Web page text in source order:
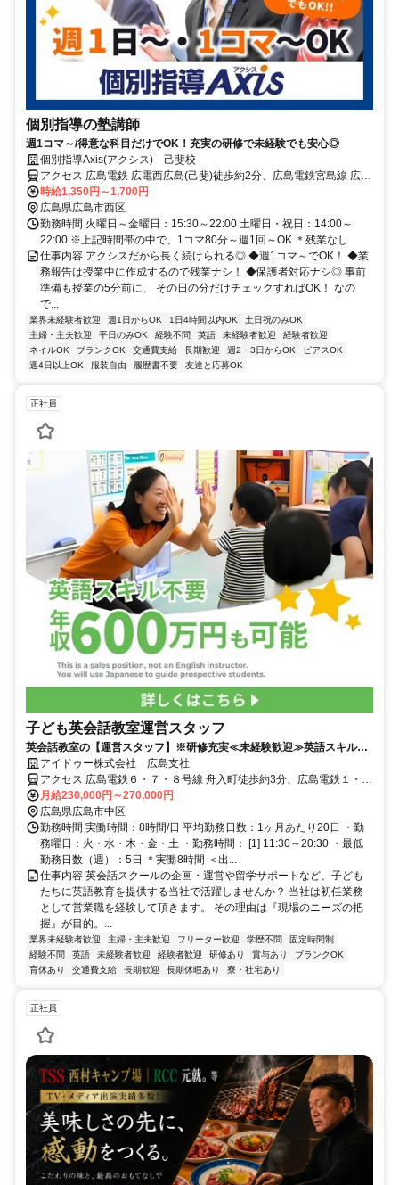
個別指導の塾講師
週1コマ～/得意な科目だけでOK！充実の研修で未経験でも安心◎
個別指導Axis(アクシス) 己斐校
アクセス 広島電鉄 広電西広島(己斐)徒歩約2分、広島電鉄宮島線 広電
西広島(己斐)徒歩約2分、ＪＲ山陽本線 西広島東口徒歩約3分
時給1,350円～1,700円
広島県広島市西区
勤務時間 火曜日～金曜日：15:30～22:00 土曜日・祝日：14:00～
22:00 ※上記時間帯の中で、1コマ80分～週1回～OK ＊残業なし
仕事内容 アクシスだから長く続けられる◎ ◆週1コマ～でOK！ ◆業
務報告は授業中に作成するので残業ナシ！ ◆保護者対応ナシ◎ 事前
準備も授業の5分前に、 その日の分だけチェックすればOK！ なの
で...
業界未経験者歓迎 週1日からOK 1日4時間以内OK
土日祝のみOK
主婦・主夫歓迎
平日のみOK 経験不問 英語 未経験者歓迎
経験者歓迎
ネイルOK
ブランクOK 交通費支給 長期歓迎 週2・3日からOK
ピアスOK
週4日以上OK
服装自由 履歴書不要 友達と応募OK
正社員
子ども英会話教室運営スタッフ
英会話教室の【運営スタッフ】※研修充実≪未経験歓迎≫英語スキルゼ
ロでも活躍できます♪キャリアパス制度で多様なキャリアを実現可能★
アイドゥー株式会社 広島支社
アクセス 広島電鉄６・７・８号線 舟入町徒歩約3分、広島電鉄１・
３・７号線 小網町徒歩約5分、広島電鉄２・６号線 小網町徒歩約5分
舟入町駅より徒歩3分
月給230,000円～270,000円
広島県広島市中区
勤務時間 実働時間：8時間/日 平均勤務日数：1ヶ月あたり20日 ・勤
務曜日：火・水・木・金・土 ・勤務時間： [1] 11:30～20:30 ・最低
勤務日数（週）：5日 ＊実働8時間 ＜出...
仕事内容 英会話スクールの企画・運営や留学サポートなど、子ども
たちに英語教育を提供する当社で活躍しませんか？ 当社は初任業務
として営業職を経験して頂きます。 その理由は『現場のニーズの把
握』が目的。...
業界未経験者歓迎 主婦・主夫歓迎 フリーター歓迎 学歴不問
固定時間制
経験不問
英語 未経験者歓迎 経験者歓迎 研修あり 賞与あり
ブランクOK
育休あり
交通費支給 長期歓迎 長期休暇あり 寮・社宅あり
正社員